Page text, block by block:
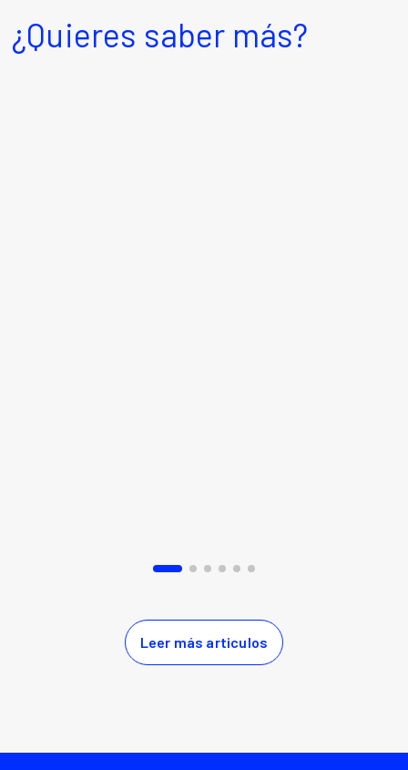
¿Quieres saber más?